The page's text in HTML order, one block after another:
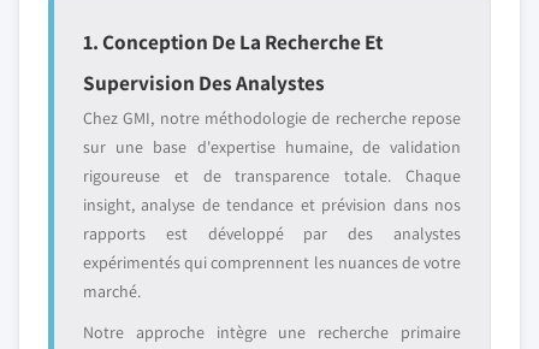
1. Conception De La Recherche Et
Supervision Des Analystes
Chez GMI, notre méthodologie de recherche repose
sur une base d'expertise humaine, de validation
rigoureuse et de transparence totale. Chaque
insight, analyse de tendance et prévision dans nos
rapports est développé par des analystes
expérimentés qui comprennent les nuances de votre
marché.
Notre approche intègre une recherche primaire